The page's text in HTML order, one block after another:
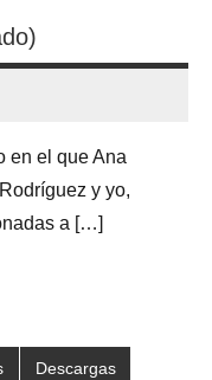
en el que Ana
y yo,
a […]
Descargas